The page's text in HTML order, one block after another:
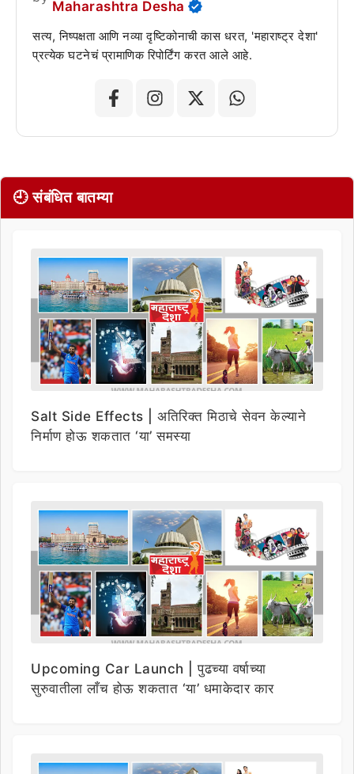
Maharashtra Desha
सत्य, निष्पक्षता आणि नव्या दृष्टिकोनाची कास धरत, 'महाराष्ट्र देशा'
प्रत्येक घटनेचं प्रामाणिक रिपोर्टिंग करत आले आहे.
🕘 संबंधित बातम्या
Salt Side Effects | अतिरिक्त मिठाचे सेवन केल्याने
निर्माण होऊ शकतात ‘या’ समस्या
Upcoming Car Launch | पुढच्या वर्षाच्या
सुरुवातीला लाँच होऊ शकतात ‘या’ धमाकेदार कार